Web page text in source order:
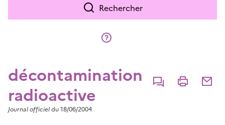
Rechercher
décontamination
radioactive
CommenterImprimer
Journal officieldu 18/06/2004